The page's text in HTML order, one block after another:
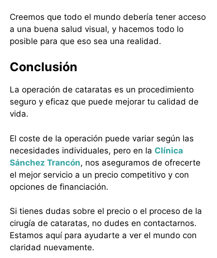
Creemos que todo el mundo debería tener acceso
a una buena salud visual, y hacemos todo lo
posible para que eso sea una realidad.
Conclusión
La operación de cataratas es un procedimiento
seguro y eficaz que puede mejorar tu calidad de
vida.
El coste de la operación puede variar según las
necesidades individuales, pero en la Clínica
Sánchez Trancón, nos aseguramos de ofrecerte
el mejor servicio a un precio competitivo y con
opciones de financiación.
Si tienes dudas sobre el precio o el proceso de la
cirugía de cataratas, no dudes en contactarnos.
Estamos aquí para ayudarte a ver el mundo con
claridad nuevamente.